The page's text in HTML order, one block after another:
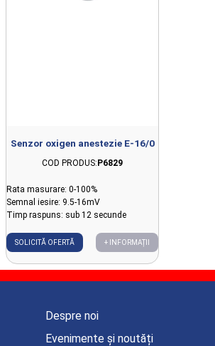
Senzor oxigen anestezie E-16/0
COD PRODUS:P6829
Rata masurare: 0-100%
Semnal iesire: 9.5-16mV
Timp raspuns: sub 12 secunde
SOLICITĂ OFERTĂ + INFORMAȚII
Despre noi
Evenimente și noutăți